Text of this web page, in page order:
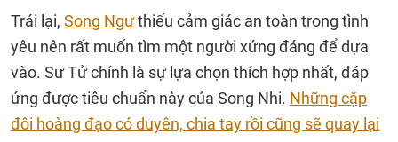
Trái lại, Song Ngưthiếu cảm giác an toàn trong tình
yêu nên rất muốn tìm một người xứng đáng để dựa
vào. Sư Tử chính là sự lựa chọn thích hợp nhất, đáp
ứng được tiêu chuẩn này của Song Nhi. Những cặp
đôi hoàng đạo có duyên, chia tay rồi cũng sẽ quay lại